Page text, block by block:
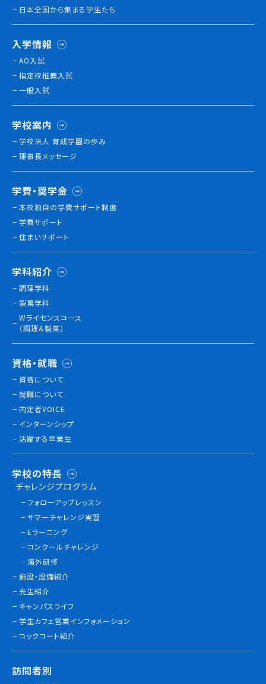
資格について
インターンシップ
活躍する卒業生
学校の特長
チャレンジプログラム
フォローアップレッスン
海外研修
施設・設備紹介
先生紹介
キャンパスライフ
学生カフェ営業インフォメーション
コックコート紹介
訪問者別
高校生の方へ
社会人・大学生・短大生の方へ
留学生の方へ(for Foreign Student)
各種証明書の申請について
企業担当者の方へ
保護者の方へ
ブログ
職員採用情報
情報公開
よくあるご質問
お問い合わせ
日本全国から集まる学生たち
入学情報
AO入試
指定校推薦入試
一般入試
学校案内
学校法人 育成学園の歩み
理事長メッセージ
学費・奨学金
本校独⾃の学費サポート制度
学費サポート
住まいサポート
学科紹介
調理学科
製菓学科
Wライセンスコース
（調理&製菓）
資格・就職
資格について
就職について
内定者VOICE
インターンシップ
活躍する卒業生
学校の特長
チャレンジプログラム
フォローアップレッスン
サマーチャレンジ実習
Eラーニング
コンクールチャレンジ
海外研修
施設・設備紹介
先生紹介
キャンパスライフ
学生カフェ営業インフォメーション
コックコート紹介
訪問者別